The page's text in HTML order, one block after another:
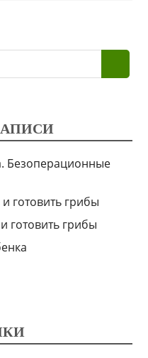
Безоперационные
готовить грибы
готовить грибы